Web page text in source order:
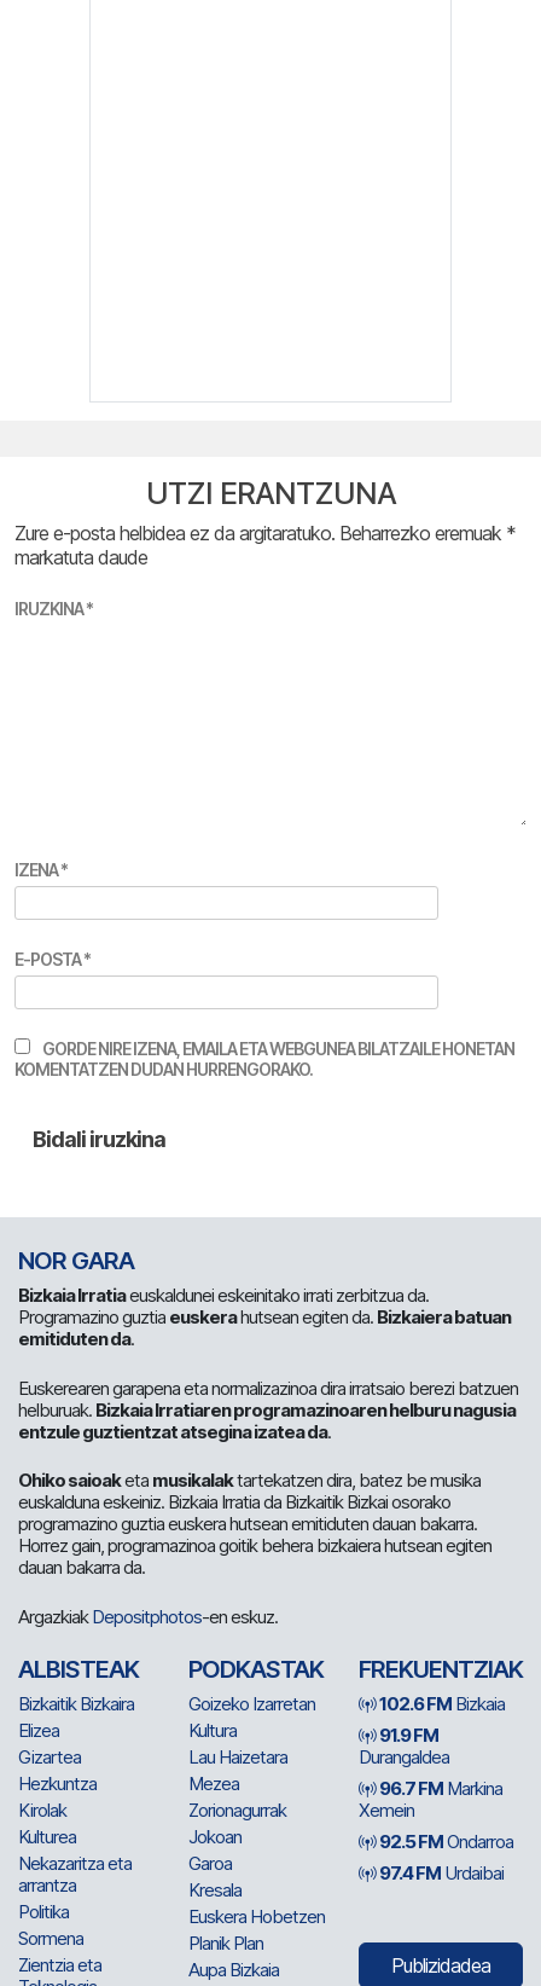
UTZI ERANTZUNA
Zure e-posta helbidea ez da argitaratuko. Beharrezko eremuak *
markatuta daude
IRUZKINA*
IZENA*
E-POSTA*
GORDE NIRE IZENA, EMAILA ETA WEBGUNEA BILATZAILE HONETAN
KOMENTATZEN DUDAN HURRENGORAKO.
NOR GARA
Bizkaia Irratiaeuskaldunei eskeinitako irrati zerbitzua da.
Programazino guztia euskerahutsean egiten da. Bizkaiera batuan
emitiduten da.
Euskerearen garapena eta normalizazinoa dira irratsaio berezi batzuen
helburuak. Bizkaia Irratiaren programazinoaren helburu nagusia
entzule guztientzat atsegina izatea da.
Ohiko saioaketa musikalaktartekatzen dira, batez be musika
euskalduna eskeiniz. Bizkaia Irratia da Bizkaitik Bizkai osorako
programazino guztia euskera hutsean emitiduten dauan bakarra.
Horrez gain, programazinoa goitik behera bizkaiera hutsean egiten
dauan bakarra da.
ArgazkiakDepositphotos-en eskuz.
ALBISTEAK
Bizkaitik Bizkaira
Elizea
Gizartea
Hezkuntza
Kirolak
Kulturea
Nekazaritza eta
arrantza
Politika
Sormena
Zientzia eta
PODKASTAK
Goizeko Izarretan
Kultura
Lau Haizetara
Mezea
Zorionagurrak
Jokoan
Garoa
Kresala
Euskera Hobetzen
Planik Plan
Aupa Bizkaia
FREKUENTZIAK
102.6 FM Bizkaia
91.9 FM
Durangaldea
96.7 FM Markina
Xemein
92.5 FMOndarroa
97.4 FM Urdaibai
Publizidadea